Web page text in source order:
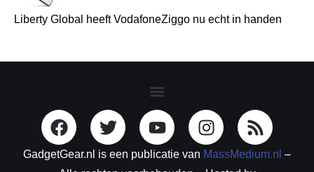
Liberty Global heeft VodafoneZiggo nu echt in handen
GadgetGear.nl is een publicatie van MassMedium.nl –